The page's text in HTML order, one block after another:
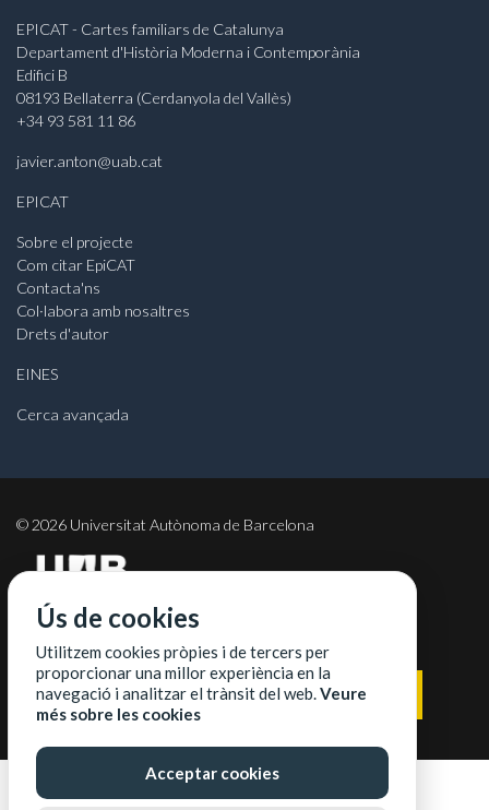
EPICAT - Cartes familiars de Catalunya
Departament d'Història Moderna i Contemporània
Edifici B
08193 Bellaterra (Cerdanyola del Vallès)
+34 93 581 11 86
javier.anton@uab.cat
EPICAT
Sobre el projecte
Com citar EpiCAT
Contacta'ns
Col·labora amb nosaltres
Drets d'autor
EINES
Cerca avançada
© 2026 Universitat Autònoma de Barcelona
Ús de cookies
Utilitzem cookies pròpies i de tercers per
proporcionar una millor experiència en la
navegació i analitzar el trànsit del web.Veure
més sobre les cookies
Acceptar cookies